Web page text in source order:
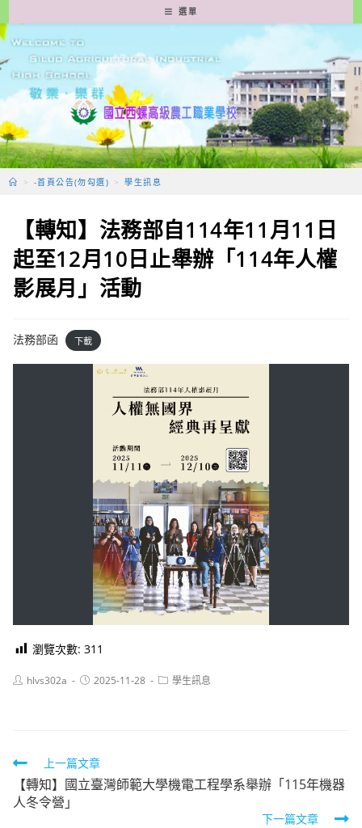
轉
至
要
容
選單
> -首頁公告(勿勾選) > 學生訊息
【轉知】法務部自114年11月11日
起至12月10日止舉辦「114年人權
影展月」活動
法務部函 下載
瀏覽次數: 311
Posthlvs302a
Post2025-11-28
Post學生訊息
Read
more
articles
上一篇文章
【轉知】國立臺灣師範大學機電工程學系舉辦「115年機器
人冬令營」
下一篇文章